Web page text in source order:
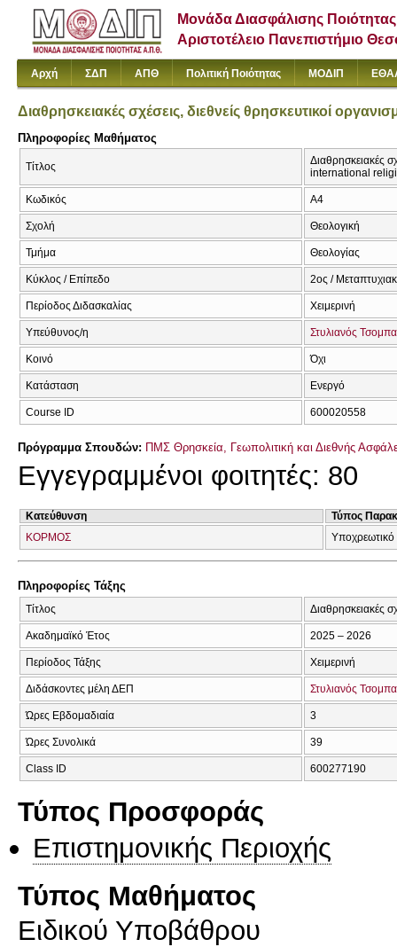
Μονάδα Διασφάλισης Ποιότητας
Αριστοτέλειο Πανεπιστήμιο
Αρχή ΣΔΠ ΑΠΘ Πολιτική Ποιότητας ΜΟΔΙΠ
Διαθρησκειακές σχέσεις, διεθνείς θρησκευτικοί
Πληροφορίες Μαθήματος
Τίτλος
Διαθρησκειακές
international
Κωδικός Α4
Σχολή Θεολογική
Τμήμα Θεολογίας
Κύκλος / Επίπεδο 2ος /
Περίοδος Διδασκαλίας Χειμερινή
Υπεύθυνος/η Στυλιανός
Κοινό Όχι
Κατάσταση Ενεργό
Course ID 600020558
Πρόγραμμα Σπουδών: ΠΜΣ Θρησκεία, Γεωπολιτική και Διεθνής
Εγγεγραμμένοι φοιτητές: 80
Κατεύθυνση
Τύπος
ΚΟΡΜΟΣ
Υποχρεωτικό
Πληροφορίες Τάξης
Τίτλος Διαθρησκειακές
Ακαδημαϊκό Έτος 2025 – 2026
Περίοδος Τάξης Χειμερινή
Διδάσκοντες μέλη ΔΕΠ Στυλιανός
Ώρες Εβδομαδιαία 3
Ώρες Συνολικά 39
Class ID 600277190
Τύπος Προσφοράς
Επιστημονικής Περιοχής
Τύπος Μαθήματος
Ειδικού Υποβάθρου